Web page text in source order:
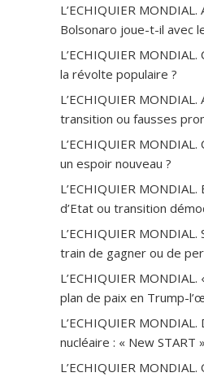
L’ECHIQUIER MONDIAL.
Bolsonaro joue-t-il avec
L’ECHIQUIER
la révolte populaire ?
L’ECHIQUIER
transition ou fausses
L’ECHIQUIER
un espoir nouveau ?
L’ECHIQUIER MONDIAL.
d’Etat ou transition
L’ECHIQUIER
train de gagner ou de
L’ECHIQUIER
plan de paix en Trump-
L’ECHIQUIER
nucléaire : « New START
L’ECHIQUIER